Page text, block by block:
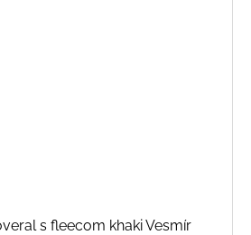
s fleecom khaki Vesmír